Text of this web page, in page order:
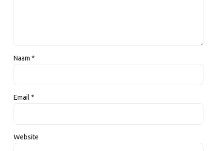
Naam *
Email *
Website